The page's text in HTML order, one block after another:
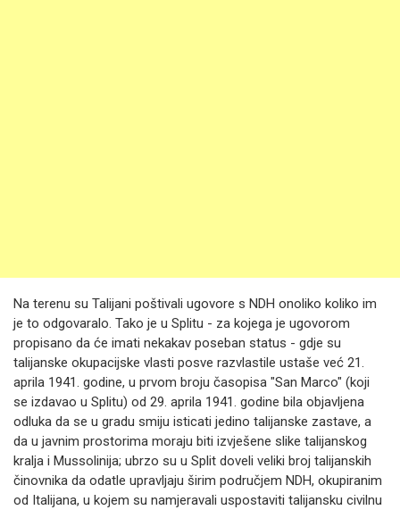
Na terenu su Talijani poštivali ugovore s NDH onoliko koliko im
je to odgovaralo. Tako je u Splitu - za kojega je ugovorom
propisano da će imati nekakav poseban status - gdje su
talijanske okupacijske vlasti posve razvlastile ustaše već 21.
aprila 1941. godine, u prvom broju časopisa "San Marco" (koji
se izdavao u Splitu) od 29. aprila 1941. godine bila objavljena
odluka da se u gradu smiju isticati jedino talijanske zastave, a
da u javnim prostorima moraju biti izvješene slike talijanskog
kralja i Mussolinija; ubrzo su u Split doveli veliki broj talijanskih
činovnika da odatle upravljaju širim područjem NDH, okupiranim
od Italijana, u kojem su namjeravali uspostaviti talijansku civilnu